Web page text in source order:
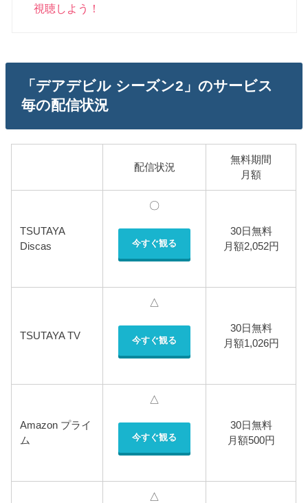
視聴しよう！
「デアデビル シーズン2」のサービス
毎の配信状況
配信状況
無料期間
月額
TSUTAYA
Discas
〇
今すぐ観る
30日無料
月額2,052円
TSUTAYA TV
△
今すぐ観る
30日無料
月額1,026円
Amazon プライ
ム
△
今すぐ観る
30日無料
月額500円
△